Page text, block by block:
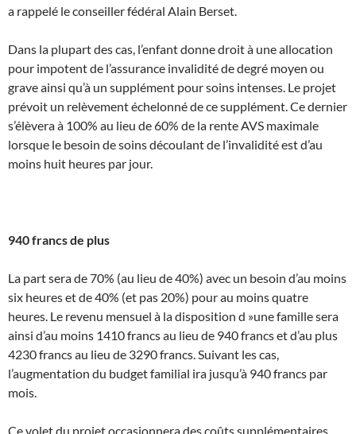
a rappelé le conseiller fédéral Alain Berset.
Dans la plupart des cas, l’enfant donne droit à une allocation
pour impotent de l’assurance invalidité de degré moyen ou
grave ainsi qu’à un supplément pour soins intenses. Le projet
prévoit un relèvement échelonné de ce supplément. Ce dernier
s’élèvera à 100% au lieu de 60% de la rente AVS maximale
lorsque le besoin de soins découlant de l’invalidité est d’au
moins huit heures par jour.
940 francs de plus
La part sera de 70% (au lieu de 40%) avec un besoin d’au moins
six heures et de 40% (et pas 20%) pour au moins quatre
heures. Le revenu mensuel à la disposition d »une famille sera
ainsi d’au moins 1410 francs au lieu de 940 francs et d’au plus
4230 francs au lieu de 3290 francs. Suivant les cas,
l’augmentation du budget familial ira jusqu’à 940 francs par
mois.
Ce volet du projet occasionnera des coûts supplémentaires